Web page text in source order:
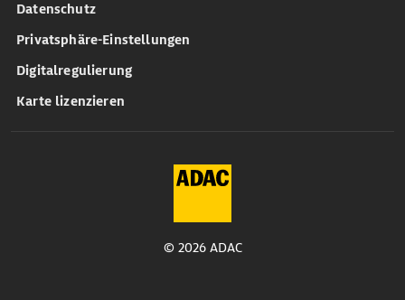
Datenschutz
Privatsphäre-Einstellungen
Digitalregulierung
Karte lizenzieren
© 2026 ADAC